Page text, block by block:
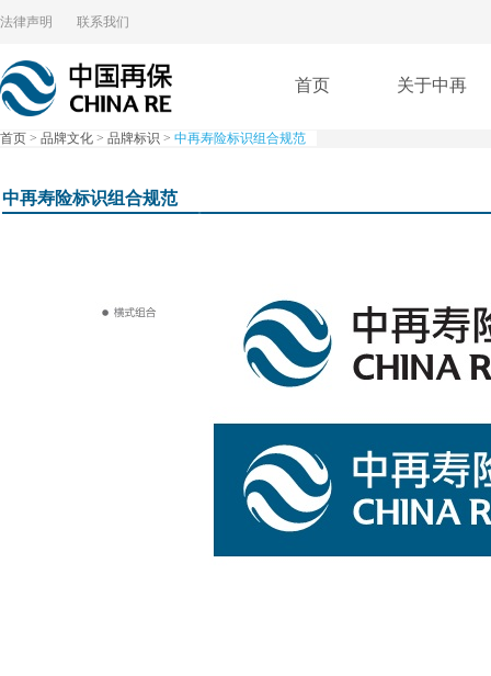
法律声明 联系我们
首页 关于中再
首页 > 品牌文化 > 品牌标识 > 中再寿险标识组合规范
中再寿险标识组合规范